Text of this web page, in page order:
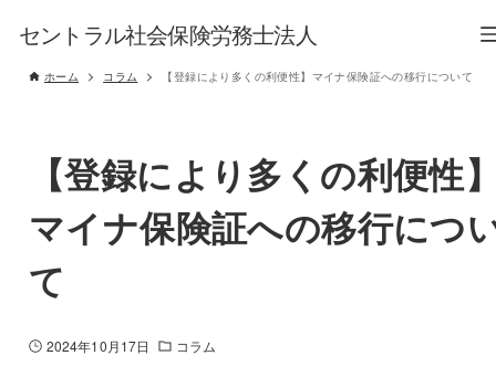
セントラル社会保険労務士法人
ホーム コラム 【登録により多くの利便性】マイナ保険証への移行について
【登録により多くの利便性
マイナ保険証への移行につ
て
2024年10月17日 コラム